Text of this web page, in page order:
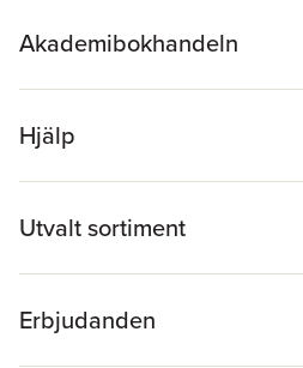
Akademibokhandeln
Hjälp
Utvalt sortiment
Erbjudanden